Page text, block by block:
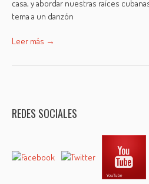
casa, y abordar nuestras raíces
tema a un danzón
Leer más →
REDES SOCIALES